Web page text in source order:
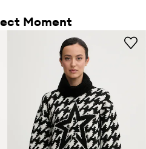
Moment